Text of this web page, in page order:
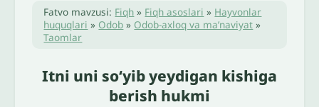
Fatvo mavzusi: Fiqh » Fiqh asoslari » Hayvonlar
huquqlari » Odob » Odob-axloq va maʼnaviyat »
Taomlar
Itni uni so‘yib yeydigan kishiga
berish hukmi